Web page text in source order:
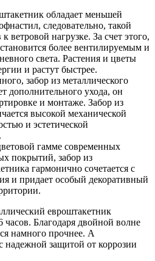
обладает меньшей
следовательно, такой
ветровой нагрузке. За счет этого,
более вентилируемым и
света. Растения и цветы
и растут быстрее.
забор из металлического
дополнительного ухода, он
и монтаже. Забор из
высокой механической
и эстетической
гамме современных
покрытий, забор из
гармонично сочетается с
и придает особый декоративный
евроштакетник
часов. Благодаря двойной волне
намного прочнее. А
надежной защитой от коррозии